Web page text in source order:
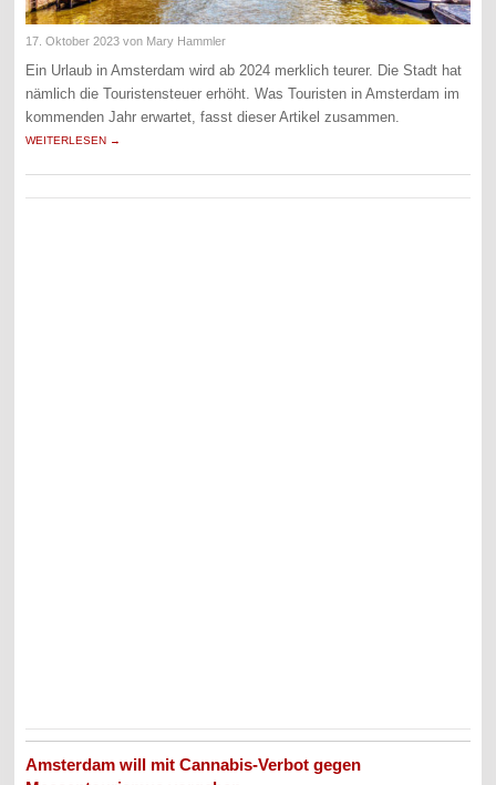
17. Oktober 2023 von Mary Hammler
Ein Urlaub in Amsterdam wird ab 2024 merklich teurer. Die Stadt hat
nämlich die Touristensteuer erhöht. Was Touristen in Amsterdam im
kommenden Jahr erwartet, fasst dieser Artikel zusammen.
WEITERLESEN →
Amsterdam will mit Cannabis-Verbot gegen